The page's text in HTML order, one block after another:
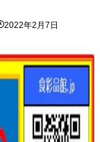
2022年2月7日